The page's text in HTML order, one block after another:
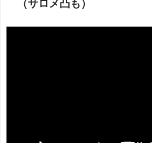
（サロメ凸も）